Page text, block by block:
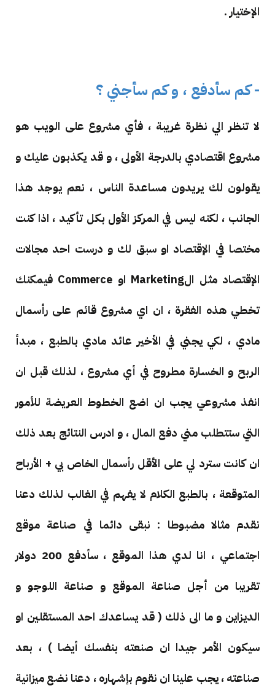
الإختيار .
- كم سأدفع ، و كم سأجني ؟
لا تنظر الي نظرة غريبة ، فأي مشروع على الويب هو
مشروع اقتصادي بالدرجة الأولى ، و قد يكذبون عليك و
يقولون لك يريدون مساعدة الناس ، نعم يوجد هذا
الجانب ، لكنه ليس في المركز الأول بكل تأكيد ، اذا كنت
مختصا في الإقتصاد او سبق لك و درست احد مجالات
الإقتصاد مثل الMarketing او Commerce فيمكنك
تخطي هذه الفقرة ، ان اي مشروع قائم على رأسمال
مادي ، لكي يجني في الأخير عائد مادي بالطبع ، مبدأ
الربح و الخسارة مطروح في أي مشروع ، لذلك قبل ان
انفذ مشروعي يجب ان اضع الخطوط العريضة للأمور
التي ستتطلب مني دفع المال ، و ادرس النتائج بعد ذلك
ان كانت سترد لي على الأقل رأسمال الخاص بي + الأرباح
المتوقعة ، بالطبع الكلام لا يفهم في الغالب لذلك دعنا
نقدم مثالا مضبوطا : نبقى دائما في صناعة موقع
اجتماعي ، انا لدي هذا الموقع ، سأدفع 200 دولار
تقريبا من أجل صناعة الموقع و صناعة اللوجو و
الديزاين و ما الى ذلك ( قد يساعدك احد المستقلين او
سيكون الأمر جيدا ان صنعته بنفسك أيضا ) ، بعد
صناعته ، يجب علينا ان نقوم بإشهاره ، دعنا نضع ميزانية